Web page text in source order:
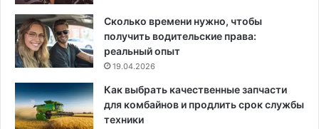
Сколько времени нужно, чтобы
получить водительские права:
реальный опыт
19.04.2026
Как выбрать качественные запчасти
для комбайнов и продлить срок службы
техники